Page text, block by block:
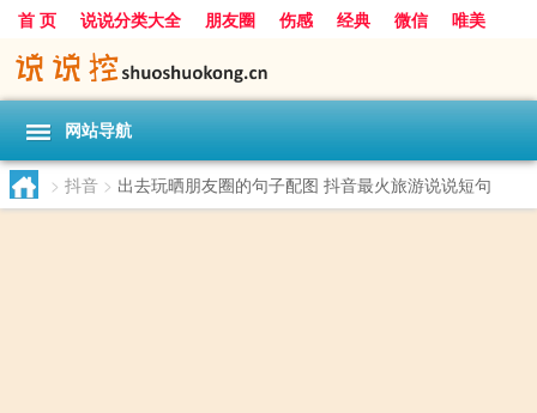
首 页 说说分类大全 朋友圈 伤感 经典 微信
唯美
励志
爱情 搞笑
网站导航
> 抖音 > 出去玩晒朋友圈的句子配图 抖音最火旅游说说短句